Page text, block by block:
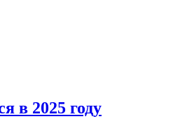
в 2025 году